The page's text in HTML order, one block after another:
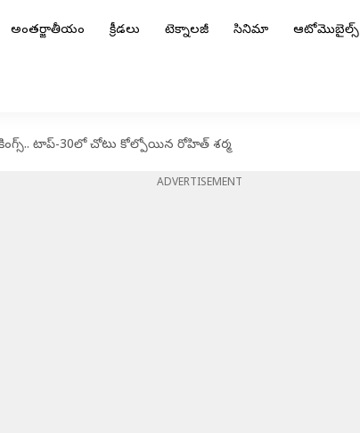
అంతర్జాతీయం క్రీడలు టెక్నాలజీ సినిమా ఆటోమొబైల్స్
టాప్‌-30లో చోటు కోల్పోయిన రోహిత్ శర్మ
ADVERTISEMENT